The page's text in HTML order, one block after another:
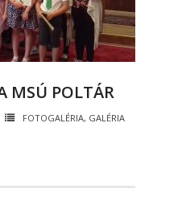
MSÚ POLTÁR
FOTOGALÉRIA, GALÉRIA